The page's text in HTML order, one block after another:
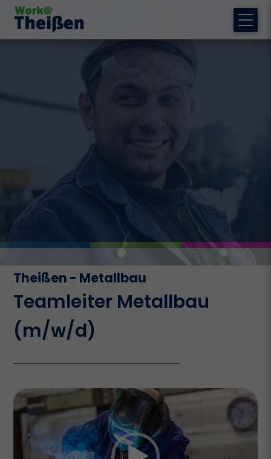
Theißen - Metallbau
Teamleiter Metallbau
(m/w/d)
Video-
Player